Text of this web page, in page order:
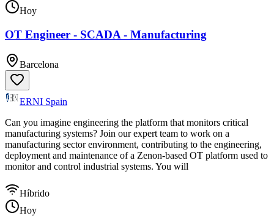
Hoy
OT Engineer - SCADA - Manufacturing
Barcelona
ERNI Spain
Can you imagine engineering the platform that monitors critical
manufacturing systems? Join our expert team to work on a
manufacturing sector environment, contributing to the engineering,
deployment and maintenance of a Zenon-based OT platform used to
monitor and control industrial systems. You will
Híbrido
Hoy